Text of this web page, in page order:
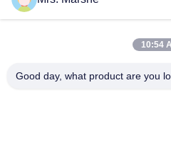
Room7E, εμποδίστε το Α,10:54
Good day, what product are you